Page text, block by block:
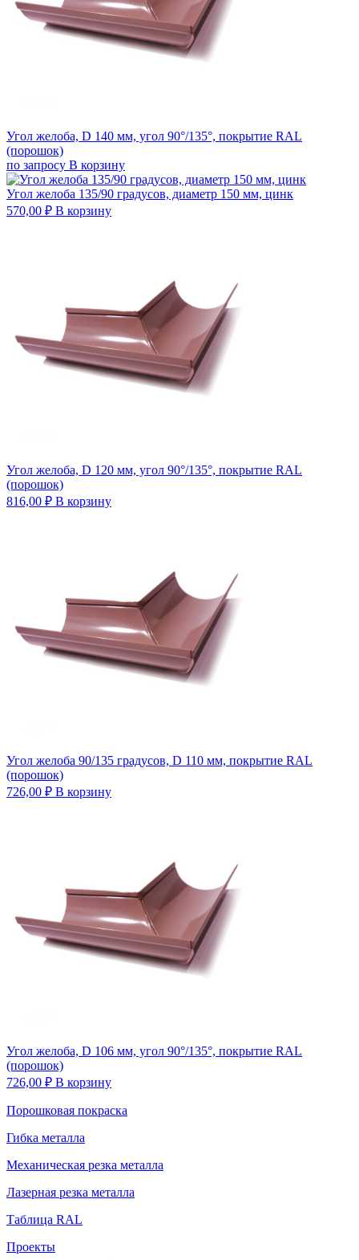
Угол желоба, D 140 мм, угол 90°/135°, покрытие RAL
(порошок)
по запросу В корзину
Угол желоба 135/90 градусов, диаметр 150 мм, цинк
570,00 ₽ В корзину
Угол желоба, D 120 мм, угол 90°/135°, покрытие RAL
(порошок)
816,00 ₽ В корзину
Угол желоба 90/135 градусов, D 110 мм, покрытие RAL
(порошок)
726,00 ₽ В корзину
Угол желоба, D 106 мм, угол 90°/135°, покрытие RAL
(порошок)
726,00 ₽ В корзину
Порошковая покраска
Гибка металла
Механическая резка металла
Лазерная резка металла
Таблица RAL
Проекты